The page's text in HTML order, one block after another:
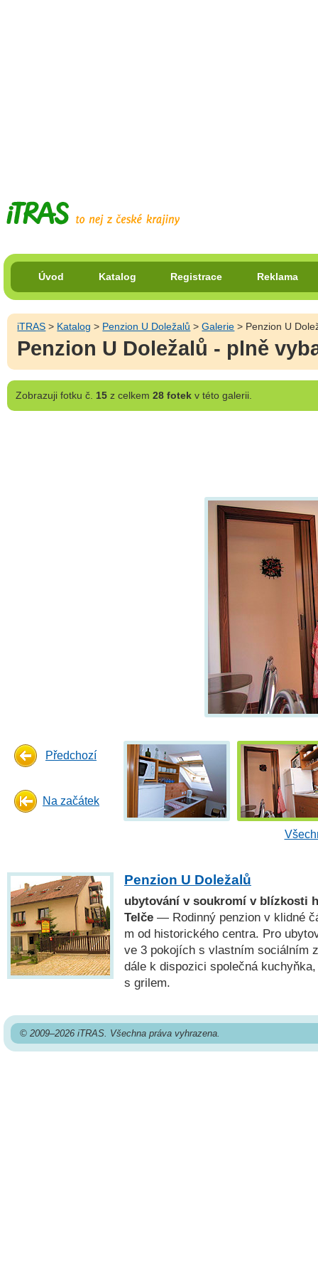
Úvod Katalog Registrace Reklama
iTRAS > Katalog > Penzion U Doležalů >Galerie > Penzion U
Penzion U Doležalů - plně
Zobrazujifotku č. 15z celkem 28 fotekv této galerii.
Předchozí
Na začátek
Penzion U Doležalů
ubytování v soukromí v blízkosti
Telče — Rodinný penzion v klidné
m od historického centra. Pro
ve 3 pokojích s vlastním sociálním
dále k dispozici společná
s grilem.
© 2009–2026 iTRAS. Všechna práva vyhrazena.